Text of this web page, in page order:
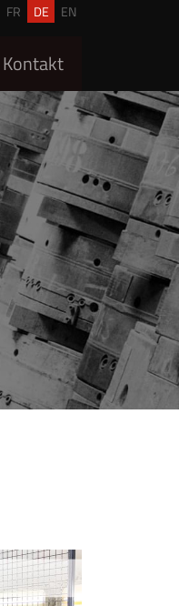
FR DE EN
Kontakt